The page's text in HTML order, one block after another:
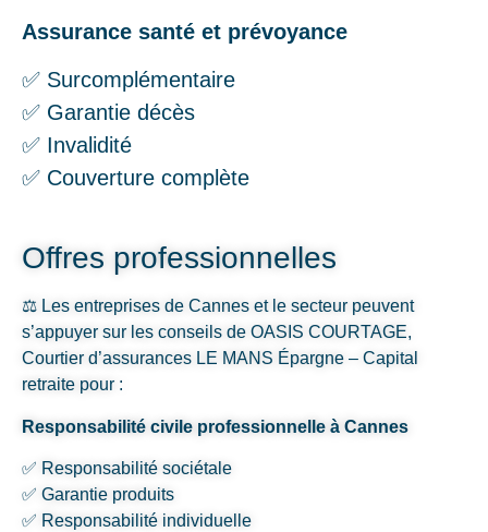
Assurance santé et prévoyance
✅ Surcomplémentaire
✅ Garantie décès
✅ Invalidité
✅ Couverture complète
Offres professionnelles
⚖️ Les entreprises de Cannes et le secteur peuvent
s’appuyer sur les conseils de OASIS COURTAGE,
Courtier d’assurances LE MANS Épargne – Capital
retraite pour :
Responsabilité civile professionnelle à Cannes
✅ Responsabilité sociétale
✅ Garantie produits
✅ Responsabilité individuelle